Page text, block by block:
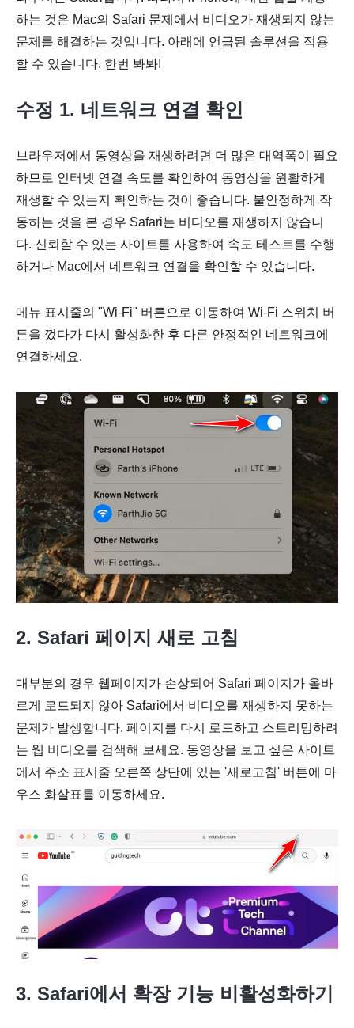
하는 것은 Mac의 Safari 문제에서 비디오가 재생되지 않는
문제를 해결하는 것입니다. 아래에 언급된 솔루션을 적용
할 수 있습니다. 한번 봐봐!
수정 1. 네트워크 연결 확인
브라우저에서 동영상을 재생하려면 더 많은 대역폭이 필요
하므로 인터넷 연결 속도를 확인하여 동영상을 원활하게
재생할 수 있는지 확인하는 것이 좋습니다. 불안정하게 작
동하는 것을 본 경우 Safari는 비디오를 재생하지 않습니
다. 신뢰할 수 있는 사이트를 사용하여 속도 테스트를 수행
하거나 Mac에서 네트워크 연결을 확인할 수 있습니다.
메뉴 표시줄의 "Wi-Fi" 버튼으로 이동하여 Wi-Fi 스위치 버
튼을 껐다가 다시 활성화한 후 다른 안정적인 네트워크에
연결하세요.
2. Safari 페이지 새로 고침
대부분의 경우 웹페이지가 손상되어 Safari 페이지가 올바
르게 로드되지 않아 Safari에서 비디오를 재생하지 못하는
문제가 발생합니다. 페이지를 다시 로드하고 스트리밍하려
는 웹 비디오를 검색해 보세요. 동영상을 보고 싶은 사이트
에서 주소 표시줄 오른쪽 상단에 있는 '새로고침' 버튼에 마
우스 화살표를 이동하세요.
3. Safari에서 확장 기능 비활성화하기